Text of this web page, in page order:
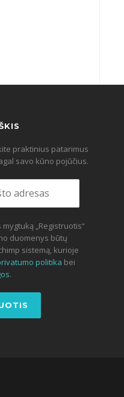
praktinius patarimus
savo kūno pojūčius.
„Registruotis“
duomenys būtų
sistemą, kurioje
politika bei
.